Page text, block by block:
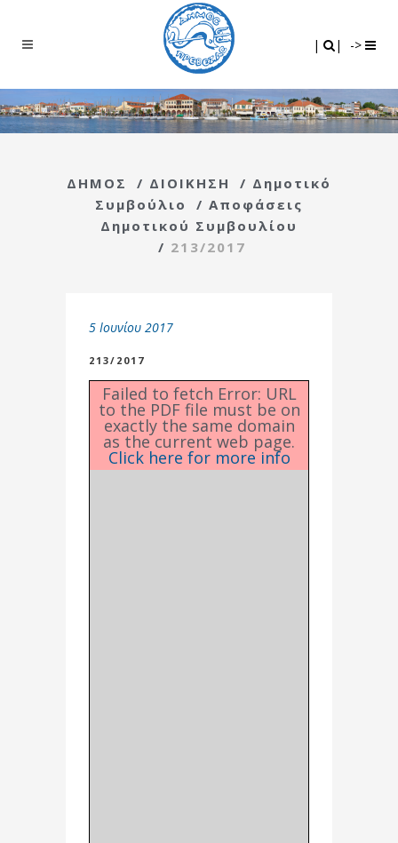
| | ->
ΔΗΜΟΣ / ΔΙΟΙΚΗΣΗ / Δημοτικό
Συμβούλιο
/ Αποφάσεις
Δημοτικού Συμβουλίου
/ 213/2017
5 Ιουνίου 2017
213/2017
Failed to fetch Error: URL
to the PDF file must be on
exactly the same domain
as the current web page.
Click here for more info